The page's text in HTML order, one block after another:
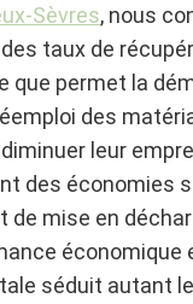
Sèvres, nous
taux de
que permet la
des
leur
des économies
de mise en
économique
séduit autant